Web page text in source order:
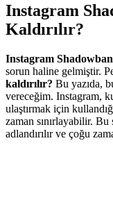
Instagram
Kaldırılır?
Instagram Shadowban
sorun haline gelmiştir.
kaldırılır? Bu yazıda,
vereceğim. Instagram,
ulaştırmak için
zaman sınırlayabilir. Bu
adlandırılır ve çoğu